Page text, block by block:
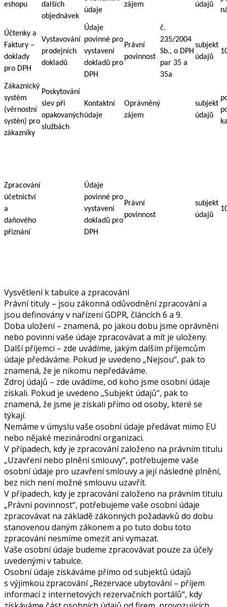
eshopu
dalších
objednávek
údaje
zájem
údajů
Účtenky a
Faktury –
doklady
pro DPH
Vystavování
prodejních
dokladů
Údaje
povinné pro
vystavení
dokladů pro
DPH
Právní
povinnost
č.
235/2004
Sb., o DPH
par 35 a
35a
subjekt
údajů
Zákaznický
systém
(věrnostní
systén) pro
zákazníky
Poskytování
slev při
opakovaných
službách
Kontaktní
údaje
Oprávněný
zájem
subjekt
údajů
Zpracování
účetnictví
a
daňového
přiznání
Údaje
povinné pro
vystavení
dokladů pro
DPH
Právní
povinnost
subjekt
údajů
Vysvětlení k tabulce a zpracování
Právní tituly – jsou zákonná odůvodnění zpracování a
jsou definovány v nařízení GDPR, článcích 6 a 9.
Doba uložení – znamená, po jakou dobu jsme oprávněni
nebo povinni vaše údaje zpracovávat a mít je uloženy.
Další příjemci – zde uvádíme, jakým dalším příjemcům
údaje předáváme. Pokud je uvedeno „Nejsou“, pak to
znamená, že je nikomu nepředáváme.
Zdroj údajů – zde uvádíme, od koho jsme osobní údaje
získali. Pokud je uvedeno „Subjekt údajů“, pak to
znamená, že jsme je získali přímo od osoby, které se
týkají.
Nemáme v úmyslu vaše osobní údaje předávat mimo EU
nebo nějaké mezinárodní organizaci.
V případech, kdy je zpracování založeno na právním titulu
„Uzavření nebo plnění smlouvy“, potřebujeme vaše
osobní údaje pro uzavření smlouvy a její následné plnění,
bez nich není možné smlouvu uzavřít.
V případech, kdy je zpracování založeno na právním titulu
„Právní povinnost“, potřebujeme vaše osobní údaje
zpracovávat na základě zákonných požadavků do dobu
stanovenou daným zákonem a po tuto dobu toto
zpracování nesmíme omezit ani vymazat.
Vaše osobní údaje budeme zpracovávat pouze za účely
uvedenými v tabulce.
Osobní údaje získáváme přímo od subjektů údajů
s výjimkou zpracování „Rezervace ubytování – příjem
informací z internetových rezervačních portálů“, kdy